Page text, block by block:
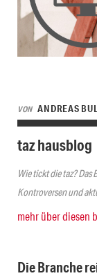
VON ANDREAS
taz hausblog
Wie tickt die taz?
Kontroversen und
mehr über diesen
Die Branche